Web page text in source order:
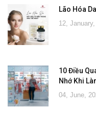
Lão Hóa
12,
10 Điều
Nhớ Khi
04, June,